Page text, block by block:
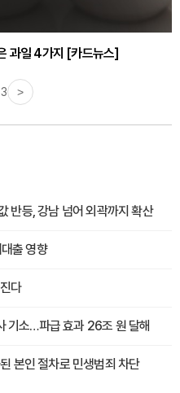
과일 4가지 [카드뉴스]
>
반등, 강남 넘어 외곽까지 확산
출 영향
다
기소…파급 효과 26조 원 달해
본인 절차로 민생범죄 차단